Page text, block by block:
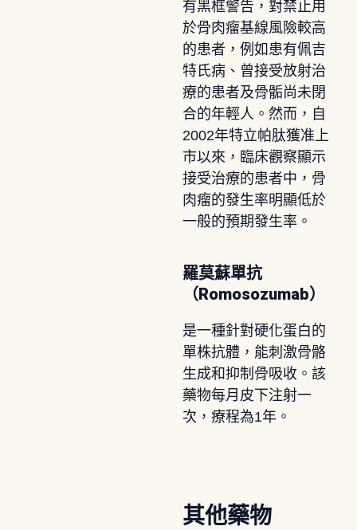
有黑框警告，對禁止用
於骨肉瘤基線風險較高
的患者，例如患有佩吉
特氏病、曾接受放射治
療的患者及骨骺尚未閉
合的年輕人。然而，自
2002年特立帕肽獲准上
市以來，臨床觀察顯示
接受治療的患者中，骨
肉瘤的發生率明顯低於
一般的預期發生率。
羅莫蘇單抗
（Romosozumab）
是一種針對硬化蛋白的
單株抗體，能刺激骨骼
生成和抑制骨吸收。該
藥物每月皮下注射一
次，療程為1年。
其他藥物